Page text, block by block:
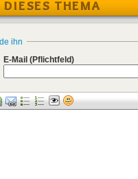
THEMA
ihn
E-Mail (Pflichtfeld)